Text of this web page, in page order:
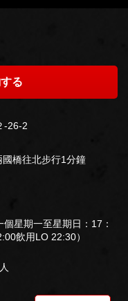
る
-26-2
橋往北步行1分鐘
星期一至星期日：17：
飲用LO 22:30）